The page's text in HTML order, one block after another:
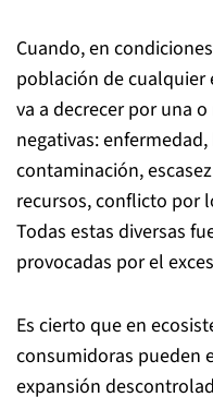
Cuando, en
población de cualquier
va a decrecer por una
negativas:
contaminación,
recursos, conflicto por
Todas estas diversas
provocadas por el
Es cierto que en
consumidoras pueden
expansión